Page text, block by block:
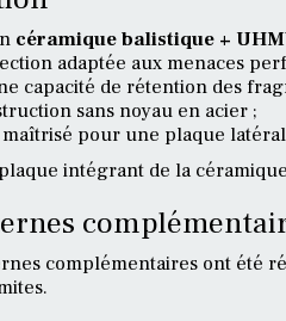
céramique balistique +
adaptée aux menaces
capacité de rétention des
sans noyau en acier ;
pour une plaque
intégrant de la
complémentaires ont été